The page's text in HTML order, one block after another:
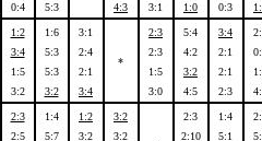
0:4
5:3
4:3
3:1
1:0
0:3
1:2
3:4
1:5
3:2
1:6
5:3
5:3
3:2
3:1
2:4
2:1
3:4
*
2:3
2:3
1:5
3:0
5:4
4:2
3:2
4:5
3:4
2:1
2:1
2:3
2:3
2:5
1:4
5:7
1:2
3:2
3:2
3:2
2:3
2:10
1:4
5:1